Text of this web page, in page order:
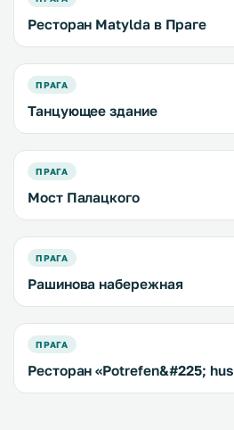
Ресторан Matylda в Праге
ПРАГА
Танцующее здание
ПРАГА
Мост Палацкого
ПРАГА
Рашинова набережная
ПРАГА
Ресторан «Potrefen&#225;